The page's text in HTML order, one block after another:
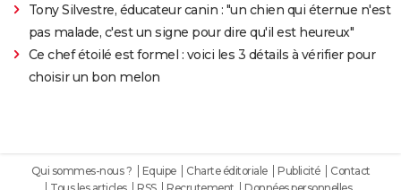
Tony Silvestre, éducateur canin : "un chien qui éternue n'est
pas malade, c'est un signe pour dire qu'il est heureux"
Ce chef étoilé est formel : voici les 3 détails à vérifier pour
choisir un bon melon
Qui sommes-nous ? Equipe Charte éditoriale Publicité
Contact